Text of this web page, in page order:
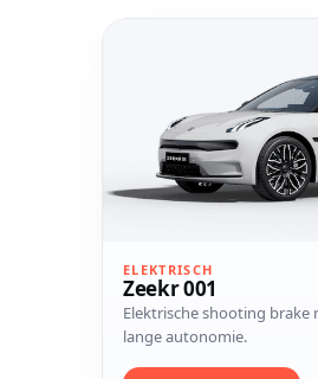
ELEKTRISCH
Zeekr 001
Elektrische shooting
lange autonomie.